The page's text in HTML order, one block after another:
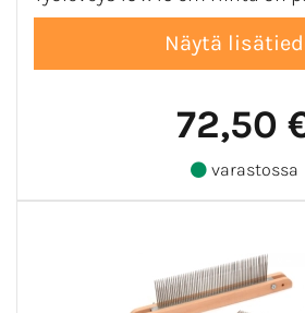
72,50
varastossa